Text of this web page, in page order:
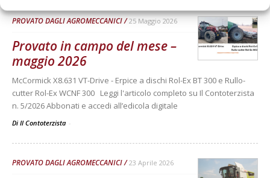
PROVATO DAGLI AGROMECCANICI 25 Maggio 2026
Provato in campo del mese –
maggio 2026
McCormick X8.631 VT-Drive - Erpice a dischi Rol-Ex BT 300 e Rullo-
cutter Rol-Ex WCNF 300 Leggi l'articolo completo su Il Contoterzista
n. 5/2026 Abbonati e accedi all’edicola digitale
Di Il Contoterzista -
PROVATO DAGLI AGROMECCANICI 23 Aprile 2026